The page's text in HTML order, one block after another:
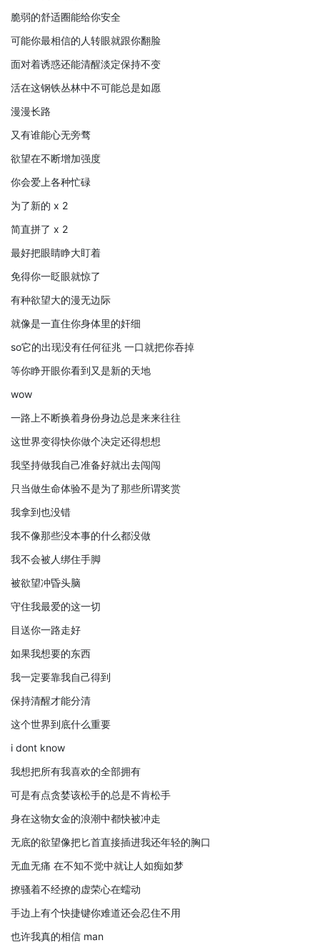
脆弱的舒适圈能给你安全
可能你最相信的人转眼就跟你翻脸
面对着诱惑还能清醒淡定保持不变
活在这钢铁丛林中不可能总是如愿
漫漫长路
又有谁能心无旁骛
欲望在不断增加强度
你会爱上各种忙碌
为了新的 x 2
简直拼了 x 2
最好把眼睛睁大盯着
免得你一眨眼就惊了
有种欲望大的漫无边际
就像是一直住你身体里的奸细
so它的出现没有任何征兆 一口就把你吞掉
等你睁开眼你看到又是新的天地
wow
一路上不断换着身份身边总是来来往往
这世界变得快你做个决定还得想想
我坚持做我自己准备好就出去闯闯
只当做生命体验不是为了那些所谓奖赏
我拿到也没错
我不像那些没本事的什么都没做
我不会被人绑住手脚
被欲望冲昏头脑
守住我最爱的这一切
目送你一路走好
如果我想要的东西
我一定要靠我自己得到
保持清醒才能分清
这个世界到底什么重要
i dont know
我想把所有我喜欢的全部拥有
可是有点贪婪该松手的总是不肯松手
身在这物女金的浪潮中都快被冲走
无底的欲望像把匕首直接插进我还年轻的胸口
无血无痛 在不知不觉中就让人如痴如梦
撩骚着不经撩的虚荣心在蠕动
手边上有个快捷键你难道还会忍住不用
也许我真的相信 man